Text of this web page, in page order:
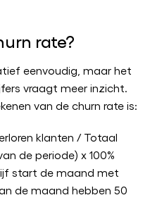
rate?
eenvoudig, maar het
vraagt meer inzicht.
van de churn rate is:
klanten / Totaal
de periode) x 100%
start de maand met
de maand hebben 50